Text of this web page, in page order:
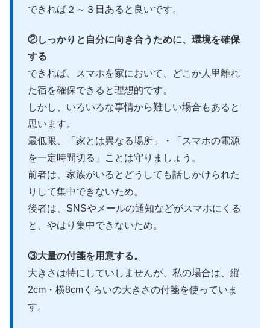
できれば２～３日あると良いです。
②しっかりと自分に向き合うために、環境を確保
する
できれば、スマホを家において、どこか人里離れ
た宿を確保できると理想的です。
しかし、いろいろな事情から難しい場合もあると
思います。
最低限、「家とは異なる場所」・「スマホの電源
を一定時間切る」ことは守りましょう。
前者は、家族がいるとどうしても話しかけられた
りして集中できないため。
後者は、SNSやメールの通知などがスマホにくる
と、やはり集中できないため。
③大量の付箋を用意する。
大きさは特にしていしませんが、私の場合は、縦
2cm・横8cmくらいの大きさの付箋を使っていま
す。